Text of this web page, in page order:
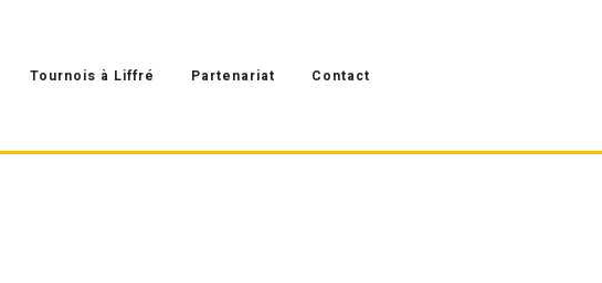
Tournois à Liffré Partenariat Contact